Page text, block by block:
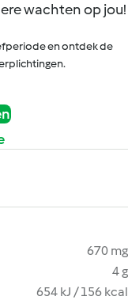
wachten op jou!
en ontdek de
670 mg
4 g
654 kJ / 156 kcal